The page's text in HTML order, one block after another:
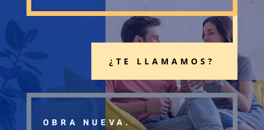
¿TE LLAMAMOS?
OBRA NUEVA.